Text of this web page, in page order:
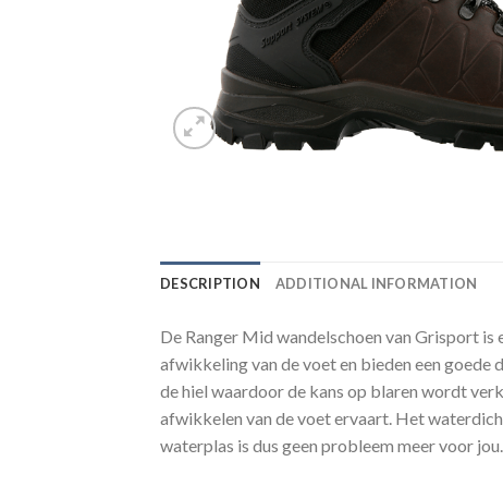
DESCRIPTION ADDITIONAL INFORMATION
De Ranger Mid wandelschoen van Grisport
afwikkeling van de voet en bieden een goede
de hiel waardoor de kans op blaren wordt
afwikkelen van de voet ervaart. Het
waterplas is dus geen probleem meer voor jou.